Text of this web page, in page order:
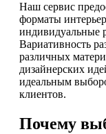
Наш сервис
форматы
индивидуальные
Вариативность
различных
дизайнерских
идеальным
клиентов.
Почему